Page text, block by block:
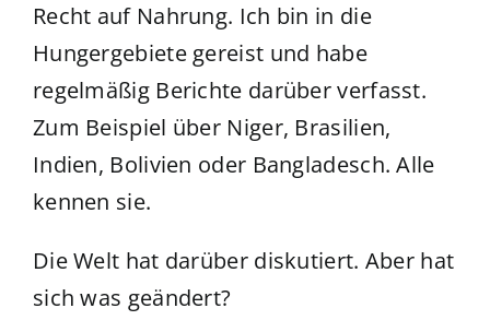
Recht auf Nahrung. Ich bin in die
Hungergebiete gereist und habe
regelmäßig Berichte darüber verfasst.
Zum Beispiel über Niger, Brasilien,
Indien, Bolivien oder Bangladesch. Alle
kennen sie.
Die Welt hat darüber diskutiert. Aber hat
sich was geändert?